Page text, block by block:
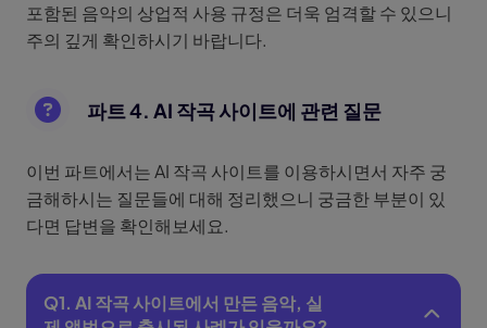
포함된 음악의 상업적 사용 규정은 더욱 엄격할 수 있으니
주의 깊게 확인하시기 바랍니다.
파트 4. AI 작곡 사이트에 관련 질문
이번 파트에서는 AI 작곡 사이트를 이용하시면서 자주 궁
금해하시는 질문들에 대해 정리했으니 궁금한 부분이 있
다면 답변을 확인해보세요.
Q1. AI 작곡 사이트에서 만든 음악, 실